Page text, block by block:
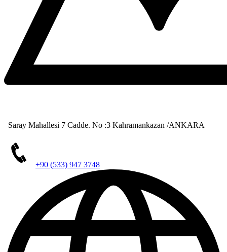
Saray Mahallesi 7 Cadde. No :3 Kahramankazan /ANKARA
+90 (533) 947 3748